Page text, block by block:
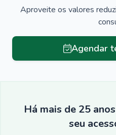
Aproveite os valores
Agendar
Há mais de 25
seu